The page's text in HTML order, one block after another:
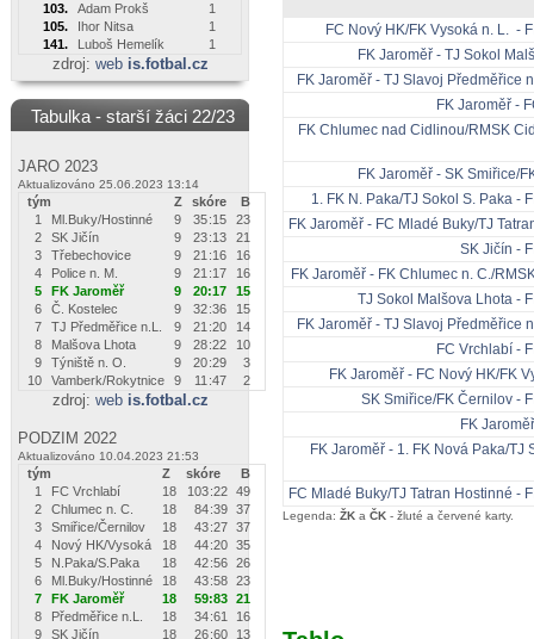
103.
Adam Prokš
1
105.
Ihor Nitsa
1
141.
Luboš Hemelík 1
zdroj: web is.fotbal.cz
Tabulka - starší žáci 22/23
JARO 2023
Aktualizováno 25.06.2023 13:14
tým Z skóre
B
1
Ml.Buky/Hostinné 9 35:15
23
2
SK Jičín 9 23:13
21
3
Třebechovice 9 21 :16
16
4
Police n. M. 9 21 :17
16
5
FK Jaroměř 9 20:17
15
6
Č. Kostelec 9 32:36
15
7
TJ Předměřice n.L. 9 21 :20
14
8
Malšova Lhota 9 28:22
10
9
Týniště n. O. 9 20:29
3
10
Vamberk/Rokytnice 9 11 :47 2
zdroj: web is.fotbal.cz
PODZIM 2022
Aktualizováno 10.04.2023 21:53
tým Z skóre
B
1
FC Vrchlabí 18 103:22 49
2
Chlumec n. C. 18 84:39 37
3
Smiřice/Černilov 18 43:27 37
4
Nový HK/Vysoká 18 44:20 35
5
N.Paka/S.Paka 18 42:56 26
6
Ml.Buky/Hostinné 18 43:58 23
7
FK Jaroměř 18 59:83 21
8
Předměřice n.L. 18 34:61
16
9
SK Jičín 18 26:60 13
FC Nový HK/FK Vysoká n. L. -
FK Jaroměř - TJ Sokol
FK Jaroměř - TJ Slavoj Předměřice
FK Jaroměř -
FK Chlumec nad Cidlinou/RMSK
FK Jaroměř - SK Smiřice/
1. FK N. Paka/TJ Sokol S. Paka -
FK Jaroměř - FC Mladé Buky/TJ
SK Jičín -
FK Jaroměř - FK Chlumec n. C./
TJ Sokol Malšova Lhota -
FK Jaroměř - TJ Slavoj Předměřice
FC Vrchlabí -
FK Jaroměř - FC Nový HK/FK
SK Smiřice/FK Černilov -
FK
FK Jaroměř - 1. FK Nová Paka/TJ
FC Mladé Buky/TJ Tatran Hostinné -
Legenda: ŽK a ČK - žluté a červené karty.